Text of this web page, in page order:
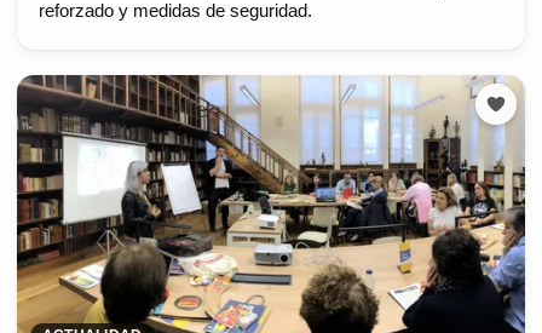
reforzado y medidas de seguridad.